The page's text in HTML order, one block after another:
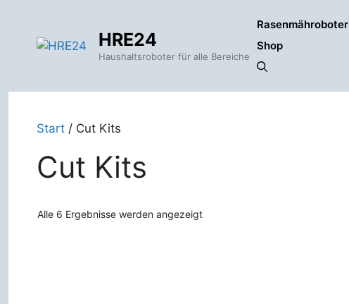
springen
HRE24
Haushaltsroboter für alle Bereiche
Rasenmähroboter
Shop
Start / Cut Kits
Cut Kits
Alle 6 Ergebnisse werden angezeigt